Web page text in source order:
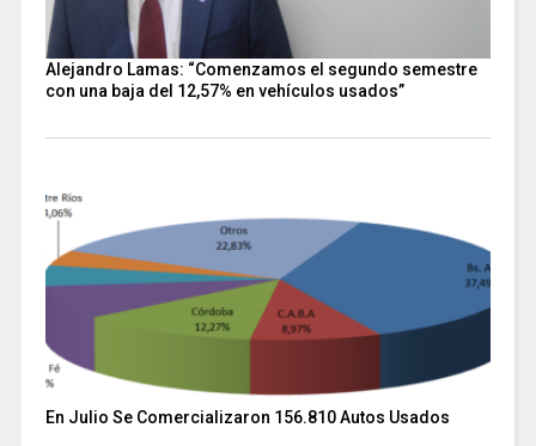
Alejandro Lamas: “Comenzamos el segundo semestre
con una baja del 12,57% en vehículos usados”
En Julio Se Comercializaron 156.810 Autos Usados